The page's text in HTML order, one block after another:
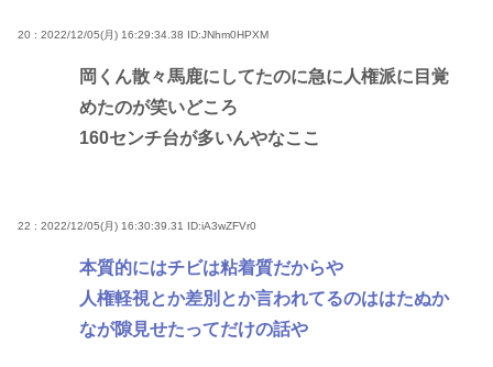
20 : 2022/12/05(月) 16:29:34.38 ID:JNhm0HPXM
岡くん散々馬鹿にしてたのに急に人権派に目覚
めたのが笑いどころ
160センチ台が多いんやなここ
22 : 2022/12/05(月) 16:30:39.31 ID:iA3wZFVr0
本質的にはチビは粘着質だからや
人権軽視とか差別とか言われてるのははたぬか
なが隙見せたってだけの話や